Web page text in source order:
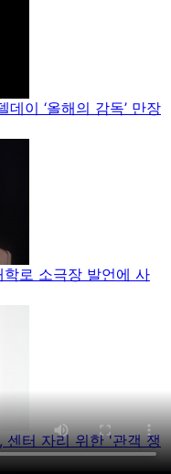
이 ‘올해의 감독’ 만장
학로 소극장 발언에 사
센터 자리 위한 '관객 쟁